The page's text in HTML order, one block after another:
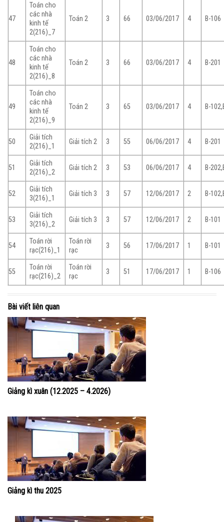
47
Toán cho
các nhà
kinh tế
2(216)_7
Toán 2 3 66 03/06/2017 4 B-106
48
Toán cho
các nhà
kinh tế
2(216)_8
Toán 2 3 66 03/06/2017 4 B-201
49
Toán cho
các nhà
kinh tế
2(216)_9
Toán 2 3 65 03/06/2017 4 B-
50
Giải tích
2(216)_1
Giải tích 2 3 55 06/06/2017 4 B-201
51
Giải tích
2(216)_2
Giải tích 2 3 53 06/06/2017 4 B-
52
Giải tích
3(216)_1
Giải tích 3 3 57 12/06/2017 2 B-
53
Giải tích
3(216)_2
Giải tích 3 3 57 12/06/2017 2 B-101
54
Toán rời
rạc(216)_1
Toán rời
rạc
3 56 17/06/2017 1 B-101
55
Toán rời
rạc(216)_2
Toán rời
rạc
3 51 17/06/2017 1 B-106
Bài viết liên quan
Giảng kì xuân (12.2025 – 4.2026)
Giảng kì thu 2025